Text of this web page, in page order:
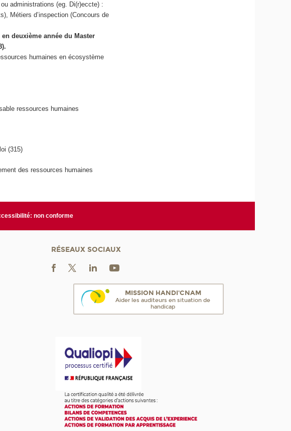
administrations (eg. Di(r)eccte) :
Métiers d’inspection (Concours de
deuxième année du Master
humaines en écosystème
ressources humaines
(315)
des ressources humaines
non conforme
RÉSEAUX SOCIAUX
MISSION HANDI'CNAM
Aider les auditeurs en situation de
handicap